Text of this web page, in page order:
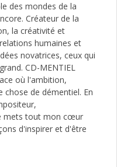
des mondes de la
Créateur de la
la créativité et
humaines et
novatrices, ceux qui
CD-MENTIEL
où l'ambition,
de démentiel. En
mets tout mon cœur
d'inspirer et d'être